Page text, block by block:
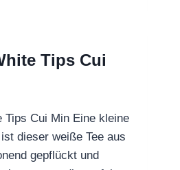
süß-
in
der
Tasse
Tips Cui
Tips Cui Min Eine kleine
dieser weiße Tee aus
gepflückt und